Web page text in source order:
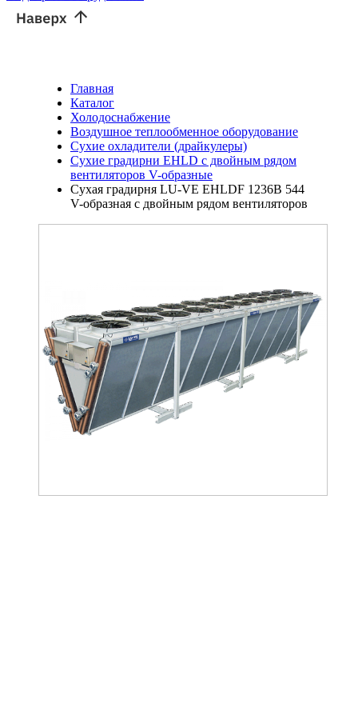
Главная
Каталог
Холодоснабжение
Воздушное теплообменное оборудование
Сухие охладители (драйкулеры)
Сухие градирни EHLD с двойным рядом
вентиляторов V-образные
Сухая градирня LU-VE EHLDF 1236B 544
V-образная с двойным рядом вентиляторов